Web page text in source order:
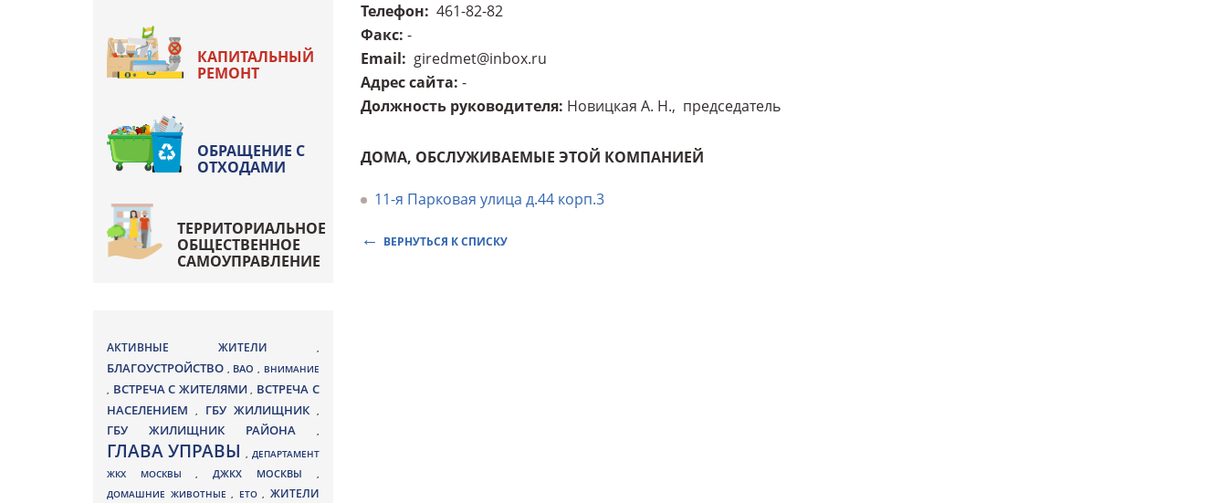
Телефон: 461-82-82
Факс: -
Email: giredmet@inbox.ru
Адрес сайта: -
Должность руководителя: Новицкая А. Н., председатель
ДОМА, ОБСЛУЖИВАЕМЫЕ ЭТОЙ КОМПАНИЕЙ
11-я Парковая улица д.44 корп.3
ВЕРНУТЬСЯ К СПИСКУ
КАПИТАЛЬНЫЙ
РЕМОНТ
ОБРАЩЕНИЕ С
ОТХОДАМИ
ТЕРРИТОРИАЛЬНОЕ
ОБЩЕСТВЕННОЕ
САМОУПРАВЛЕНИЕ
АКТИВНЫЕ ЖИТЕЛИ ,
БЛАГОУСТРОЙСТВО , ВАО , ВНИМАНИЕ
, ВСТРЕЧА С ЖИТЕЛЯМИ, ВСТРЕЧА С
НАСЕЛЕНИЕМ
, ГБУ ЖИЛИЩНИК ,
ГБУ ЖИЛИЩНИК РАЙОНА ,
ГЛАВА УПРАВЫ, ДЕПАРТАМЕНТ
ЖКХ МОСКВЫ,ДЖКХ МОСКВЫ ,
ДОМАШНИЕ ЖИВОТНЫЕ , ЕТО , ЖИТЕЛИ